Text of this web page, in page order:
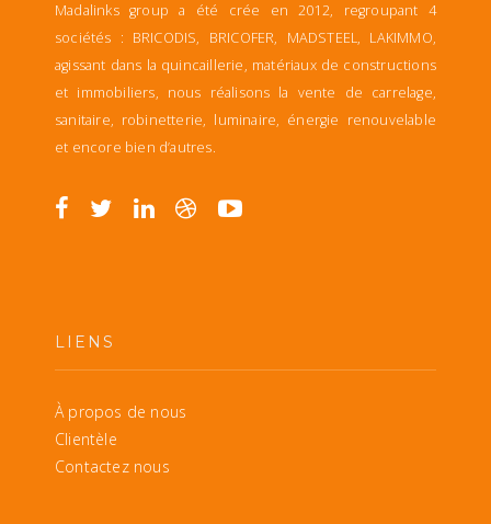
Madalinks group a été crée en 2012, regroupant 4
sociétés : BRICODIS, BRICOFER, MADSTEEL, LAKIMMO,
agissant dans la quincaillerie, matériaux de constructions
et immobiliers, nous réalisons la vente de carrelage,
sanitaire, robinetterie, luminaire, énergie renouvelable
et encore bien d’autres.
LIENS
À propos de nous
Clientèle
Contactez nous